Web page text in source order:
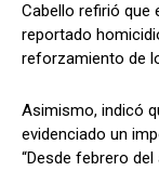
Cabello refirió que
reportado
reforzamiento de
Asimismo, indicó
evidenciado un
“Desde febrero